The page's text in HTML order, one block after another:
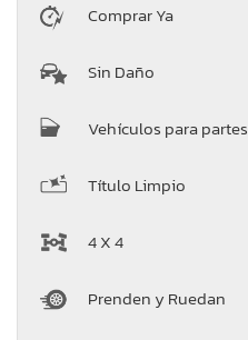
Comprar Ya
Sin Daño
Vehículos para partes
Título Limpio
4 X 4
Prenden y Ruedan